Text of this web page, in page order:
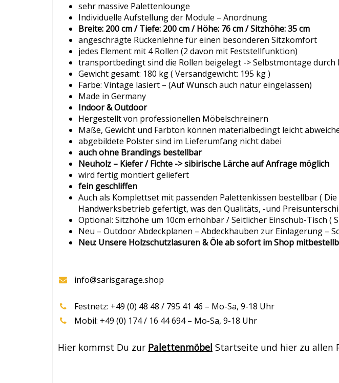
sehr massive Palettenlounge
Individuelle Aufstellung der Module – Anordnung
Breite: 200 cm / Tiefe: 200 cm / Höhe: 76 cm / Sitzhöhe: 35 cm
angeschrägte Rückenlehne für einen besonderen Sitzkomfort
jedes Element mit 4 Rollen (2 davon mit Feststellfunktion)
transportbedingt sind die Rollen beigelegt -> Selbstmontage durch
Gewicht gesamt: 180 kg ( Versandgewicht: 195 kg )
Farbe: Vintage lasiert – (Auf Wunsch auch natur eingelassen)
Made in Germany
Indoor & Outdoor
Hergestellt von professionellen Möbelschreinern
Maße, Gewicht und Farbton können materialbedingt leicht
abgebildete Polster sind im Lieferumfang nicht dabei
auch ohne Brandings bestellbar
Neuholz – Kiefer / Fichte -> sibirische Lärche auf Anfrage möglich
wird fertig montiert geliefert
fein geschliffen
Auch als Komplettset mit passenden Palettenkissen bestellbar (
Handwerksbetrieb gefertigt, was den Qualitäts, -und
Optional: Sitzhöhe um 10cm erhöhbar / Seitlicher Einschub-Tisch (
Neu – Outdoor Abdeckplanen – Abdeckhauben zur Einlagerung –
Neu: Unsere Holzschutzlasuren & Öle ab sofort im Shop
info@sarisgarage.shop
Festnetz: +49 (0) 48 48 / 795 41 46 – Mo-Sa, 9-18 Uhr
Mobil: +49 (0) 174 / 16 44 694 – Mo-Sa, 9-18 Uhr
Hier kommst Du zur Palettenmöbel Startseite und hier zu allen